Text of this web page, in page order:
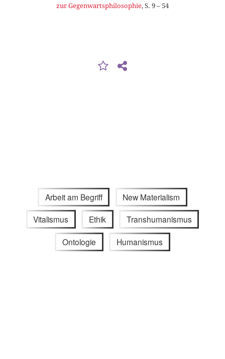
zur Gegenwartsphilosophie, S. 9 – 54
Arbeit am Begriff New Materialism
Vitalismus Ethik Transhumanismus
Ontologie Humanismus